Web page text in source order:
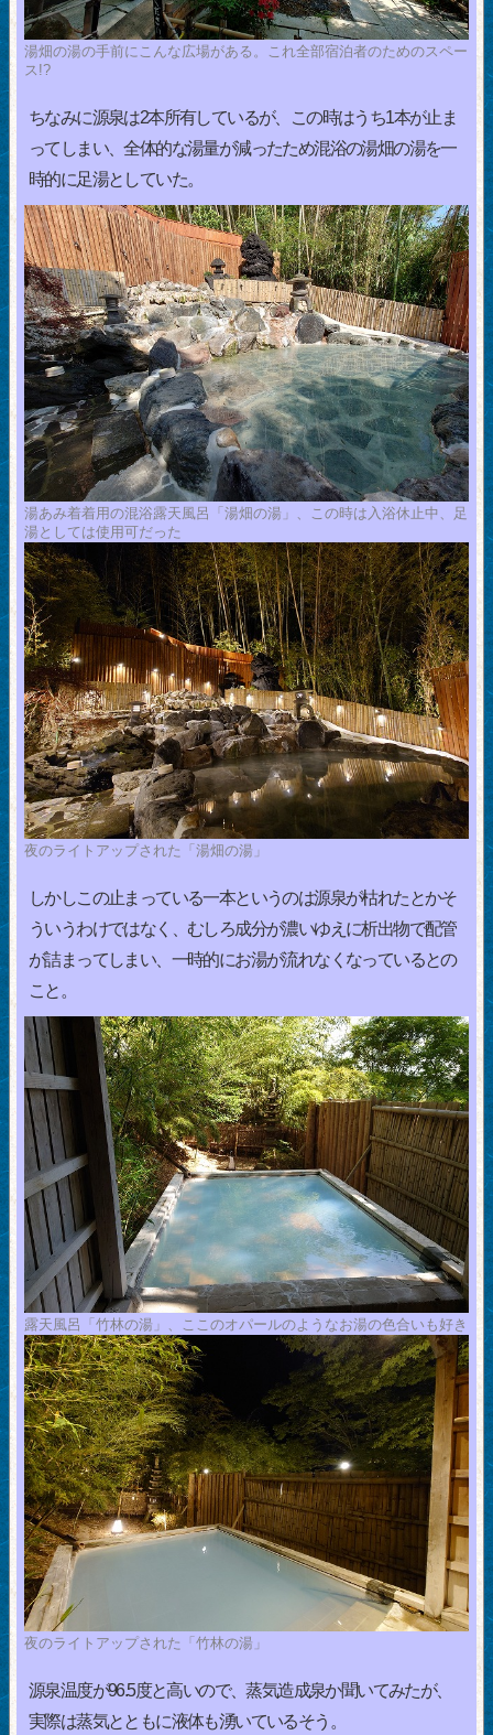
湯畑の湯の手前にこんな広場がある。これ全部宿泊者のためのスペー
ス!?
ちなみに源泉は2本所有しているが、この時はうち1本が止ま
ってしまい、全体的な湯量が減ったため混浴の湯畑の湯を一
時的に足湯としていた。
湯あみ着着用の混浴露天風呂「湯畑の湯」、この時は入浴休止中、足
湯としては使用可だった
夜のライトアップされた「湯畑の湯」
しかしこの止まっている一本というのは源泉が枯れたとかそ
ういうわけではなく、むしろ成分が濃いゆえに析出物で配管
が詰まってしまい、一時的にお湯が流れなくなっているとの
こと。
露天風呂「竹林の湯」、ここのオパールのようなお湯の色合いも好き
夜のライトアップされた「竹林の湯」
源泉温度が96.5度と高いので、蒸気造成泉か聞いてみたが、
実際は蒸気とともに液体も湧いているそう。